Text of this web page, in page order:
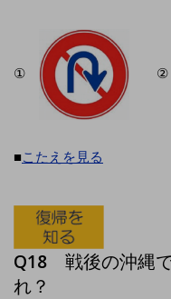
①
■こたえを見る
Q18 戦後の沖縄
れ？